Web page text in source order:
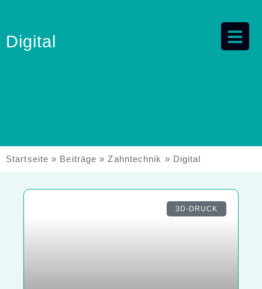
Digital
Startseite » Beiträge »Zahntechnik » Digital
3D-DRUCK